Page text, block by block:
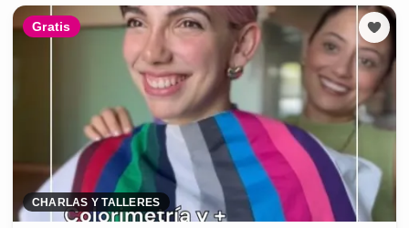
Gratis
CHARLAS Y TALLERES